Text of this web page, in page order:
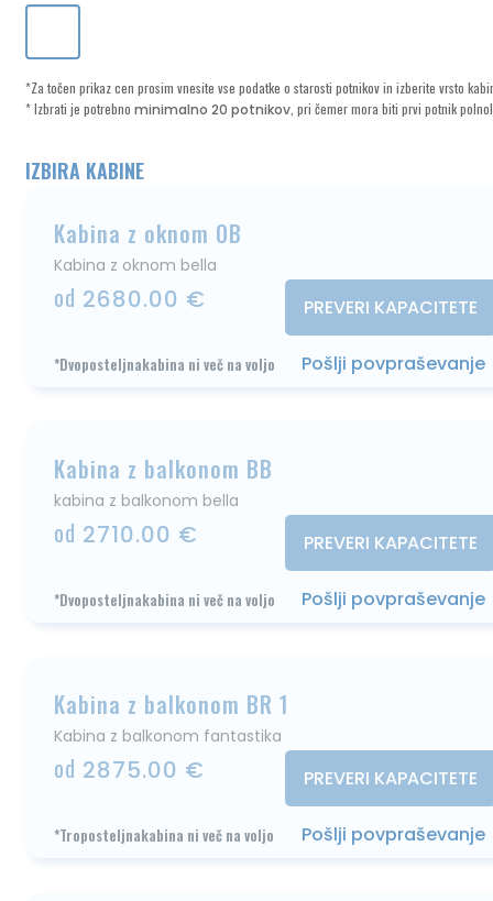
*Za točen prikaz cen prosim vnesite vse podatke o starosti potnikov in izberite vrsto
* Izbrati je potrebno minimalno 20 potnikov, pri čemer mora biti prvi potnik
IZBIRA KABINE
Pošlji povpraševanje
Kabina z oknom OB
Kabina z oknom bella
od 2680.00 € PREVERI KAPACITETE
*Dvoposteljnakabina ni več na voljo
Pošlji povpraševanje
Kabina z balkonom BB
kabina z balkonom bella
od 2710.00 € PREVERI KAPACITETE
*Dvoposteljnakabina ni več na voljo
Pošlji povpraševanje
Kabina z balkonom BR 1
Kabina z balkonom fantastika
od 2875.00 € PREVERI KAPACITETE
*Troposteljnakabina ni več na voljo